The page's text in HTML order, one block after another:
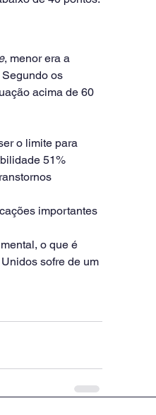
, menor era a
os
acima de 60
o limite para
51%
importantes
o que é
sofre de um